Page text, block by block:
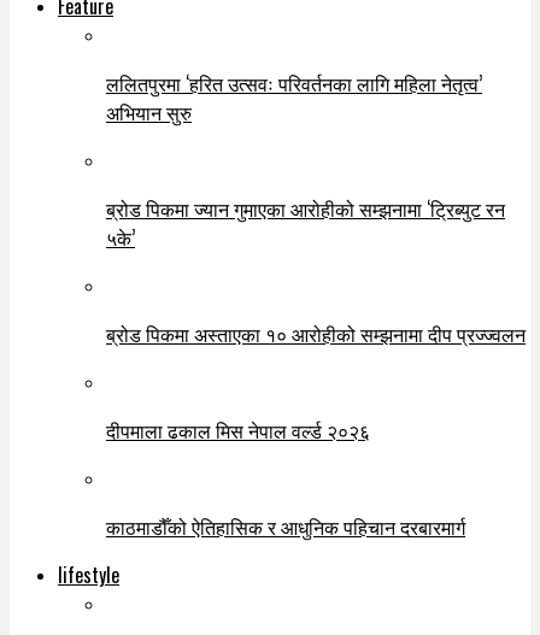
Feature
ललितपुरमा ‘हरित उत्सवः परिवर्तनका लागि महिला नेतृत्व’
अभियान सुरु
ब्रोड पिकमा ज्यान गुमाएका आरोहीको सम्झनामा ‘ट्रिब्युट रन
५के’
ब्रोड पिकमा अस्ताएका १० आरोहीको सम्झनामा दीप प्रज्ज्वलन
दीपमाला ढकाल मिस नेपाल वर्ल्ड २०२६
काठमाडौँको ऐतिहासिक र आधुनिक पहिचान दरबारमार्ग
lifestyle